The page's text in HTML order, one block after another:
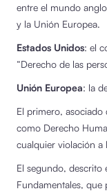
entre el mundo
y la Unión Europea.
Estados Unidos: el
“Derecho de las
Unión Europea: la
El primero, asociado
como Derecho
cualquier violación a
El segundo, descrito
Fundamentales,